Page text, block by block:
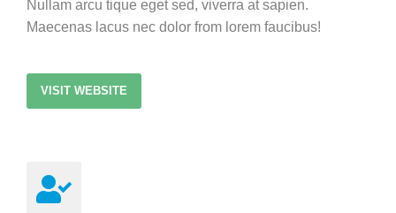
Nullam arcu tique eget sed, viverra at sapien.
Maecenas lacus nec dolor from lorem faucibus!
VISIT WEBSITE